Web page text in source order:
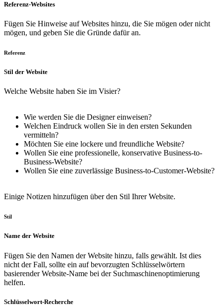
Referenz-Websites
Fügen Sie Hinweise auf Websites hinzu, die Sie mögen oder nicht
mögen, und geben Sie die Gründe dafür an.
Referenz
Stil der Website
Welche Website haben Sie im Visier?
Wie werden Sie die Designer einweisen?
Welchen Eindruck wollen Sie in den ersten Sekunden
vermitteln?
Möchten Sie eine lockere und freundliche Website?
Wollen Sie eine professionelle, konservative Business-to-
Business-Website?
Wollen Sie eine zuverlässige Business-to-Customer-Website?
Einige Notizen hinzufügen über den Stil Ihrer Website.
Stil
Name der Website
Fügen Sie den Namen der Website hinzu, falls gewählt. Ist dies
nicht der Fall, sollte ein auf bevorzugten Schlüsselwörtern
basierender Website-Name bei der Suchmaschinenoptimierung
helfen.
Schlüsselwort-Recherche